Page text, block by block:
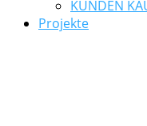
KUNDEN
Projekte